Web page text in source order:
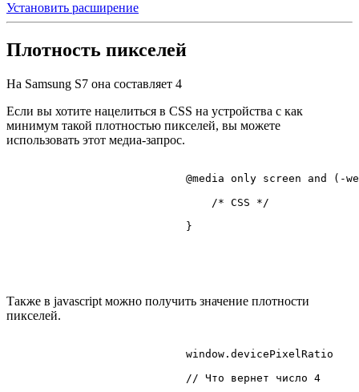
Установить расширение
Плотность пикселей
На Samsung S7 она составляет 4
Если вы хотите нацелиться в CSS на устройства с как
минимум такой плотностью пикселей, вы можете
использовать этот медиа-запрос.
@media only screen and (-
/* CSS */
                            }
Также в javascript можно получить значение плотности
пикселей.
                            window.
devicePixelRatio
// Что вернет число 4